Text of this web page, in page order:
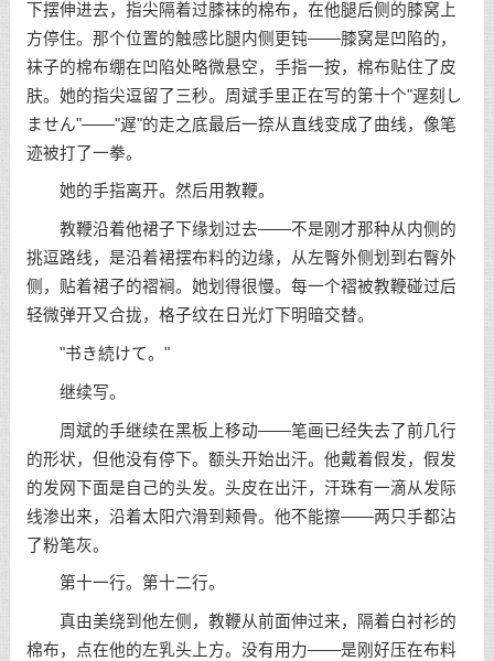
下摆伸进去，指尖隔着过膝袜的棉布，在他腿后侧的膝窝上
方停住。那个位置的触感比腿内侧更钝——膝窝是凹陷的，
袜子的棉布绷在凹陷处略微悬空，手指一按，棉布贴住了皮
肤。她的指尖逗留了三秒。周斌手里正在写的第十个"遅刻し
ません"——"遅"的走之底最后一捺从直线变成了曲线，像笔
迹被打了一拳。
她的手指离开。然后用教鞭。
教鞭沿着他裙子下缘划过去——不是刚才那种从内侧的
挑逗路线，是沿着裙摆布料的边缘，从左臀外侧划到右臀外
侧，贴着裙子的褶裥。她划得很慢。每一个褶被教鞭碰过后
轻微弹开又合拢，格子纹在日光灯下明暗交替。
"书き続けて。"
继续写。
周斌的手继续在黑板上移动——笔画已经失去了前几行
的形状，但他没有停下。额头开始出汗。他戴着假发，假发
的发网下面是自己的头发。头皮在出汗，汗珠有一滴从发际
线渗出来，沿着太阳穴滑到颊骨。他不能擦——两只手都沾
了粉笔灰。
第十一行。第十二行。
真由美绕到他左侧，教鞭从前面伸过来，隔着白衬衫的
棉布，点在他的左乳头上方。没有用力——是刚好压在布料